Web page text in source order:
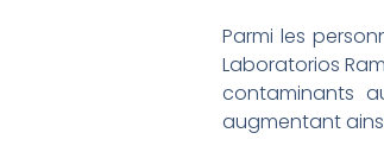
Parmi les
Laboratorios
contaminants
augmentant